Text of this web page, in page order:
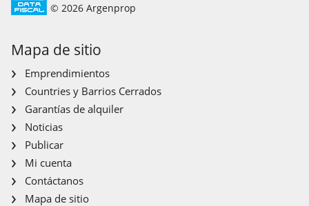
© 2026 Argenprop
Mapa de sitio
Emprendimientos
Countries y Barrios Cerrados
Garantías de alquiler
Noticias
Publicar
Mi cuenta
Contáctanos
Mapa de sitio